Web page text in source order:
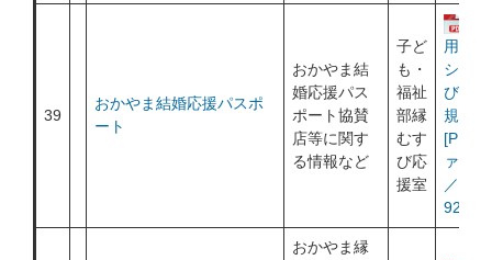
39
おかやま結婚応援パスポ
ート
おかやま結
婚応援パス
ポート協賛
店等に関す
る情報など
子ど
も・
福祉
部縁
むす
び応
援室
用ポリ
シー及
び利用
規約
[PDF
ァイル
／
おかやま縁